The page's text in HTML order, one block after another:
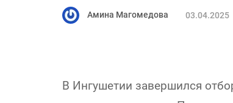
Амина Магомедова 03.04.2025
В Ингушетии завершился